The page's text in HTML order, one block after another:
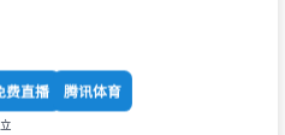
费直播 腾讯体育